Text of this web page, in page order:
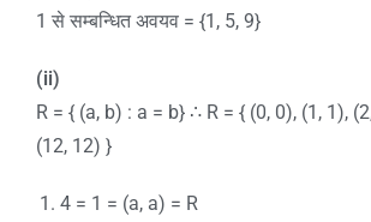
1 से सम्बन्धित अवयव = {1, 5, 9}
(ii)
R = { (a, b) : a = b} ∴ R = { (0, 0), (1, 1),
(12, 12) }
4 = 1 = (a, a) = R